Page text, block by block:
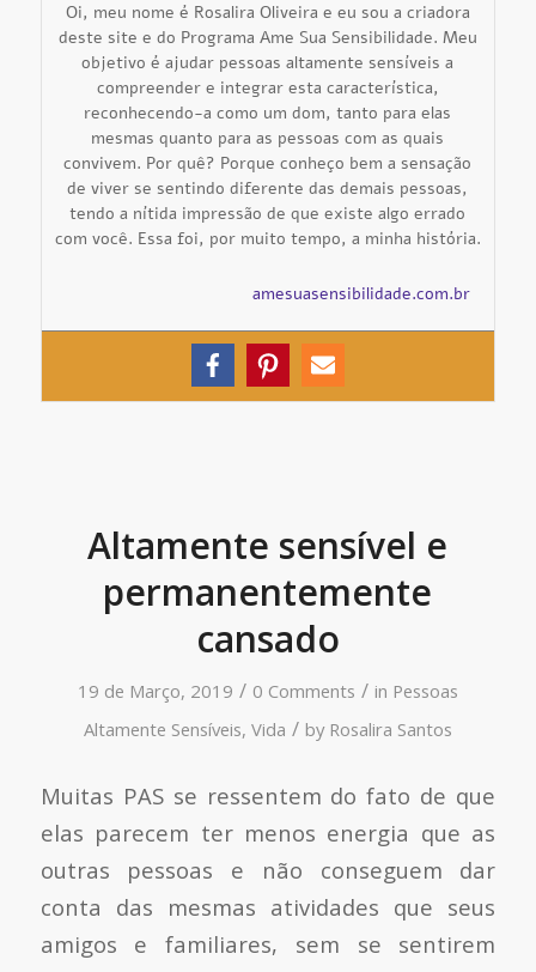
Oi, meu nome é Rosalira Oliveira e eu sou a criadora
deste site e do Programa Ame Sua Sensibilidade. Meu
objetivo é ajudar pessoas altamente sensíveis a
compreender e integrar esta característica,
reconhecendo-a como um dom, tanto para elas
mesmas quanto para as pessoas com as quais
convivem. Por quê? Porque conheço bem a sensação
de viver se sentindo diferente das demais pessoas,
tendo a nítida impressão de que existe algo errado
com você. Essa foi, por muito tempo, a minha história.
amesuasensibilidade.com.br
Altamente sensível e
permanentemente
cansado
19 de Março, 2019 / 0 Comments / in Pessoas
Altamente Sensíveis, Vida / by Rosalira Santos
Muitas PAS se ressentem do fato de que
elas parecem ter menos energia que as
outras pessoas e não conseguem dar
conta das mesmas atividades que seus
amigos e familiares, sem se sentirem